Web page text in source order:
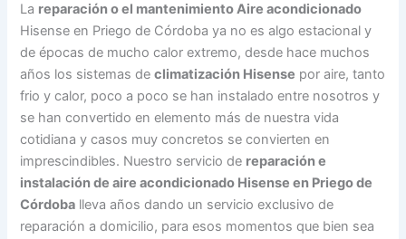
La reparación o el mantenimiento Aire acondicionado
Hisense en Priego de Córdoba ya no es algo estacional y
de épocas de mucho calor extremo, desde hace muchos
años los sistemas declimatización Hisense por aire, tanto
frio y calor, poco a poco se han instalado entre nosotros y
se han convertido en elemento más de nuestra vida
cotidiana y casos muy concretos se convierten en
imprescindibles. Nuestro servicio de reparación e
instalación de aire acondicionado Hisense en Priego de
Córdoba lleva años dando un servicio exclusivo de
reparación a domicilio, para esos momentos que bien sea